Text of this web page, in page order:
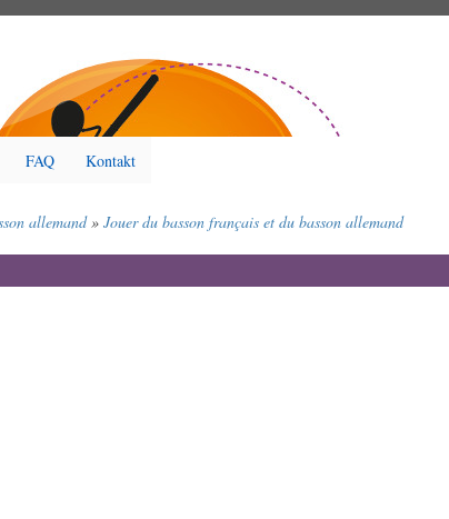
FAQ Kontakt
allemand Jouer du basson français et du basson allemand